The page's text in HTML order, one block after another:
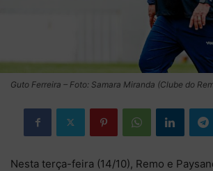
Guto Ferreira – Foto: Samara Miranda (Clube do
Nesta terça-feira (14/10), Remo e